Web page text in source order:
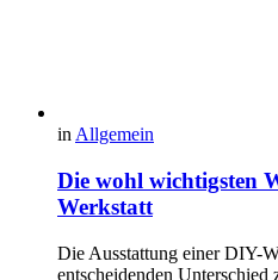
in Allgemein
Die wohl wichtigsten
Werkstatt
Die Ausstattung einer DIY-
entscheidenden Unterschied